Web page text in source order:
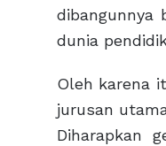
dibangunnya
dunia
Oleh karena
jurusan
Diharapkan